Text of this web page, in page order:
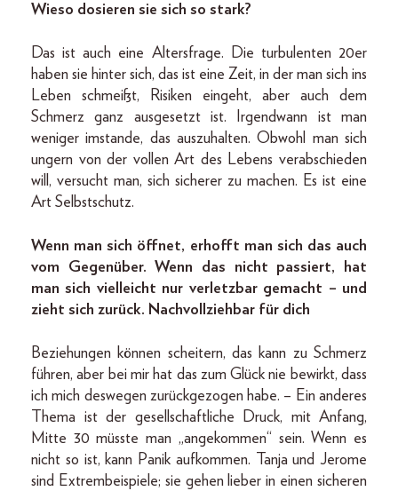
Wieso dosieren sie sich so stark?
Das ist auch eine Altersfrage. Die turbulenten 20er
haben sie hinter sich, das ist eine Zeit, in der man sich ins
Leben schmeißt, Risiken eingeht, aber auch dem
Schmerz ganz ausgesetzt ist. Irgendwann ist man
weniger imstande, das auszuhalten. Obwohl man sich
ungern von der vollen Art des Lebens verabschieden
will, versucht man, sich sicherer zu machen. Es ist eine
Art Selbstschutz.
Wenn man sich öffnet, erhofft man sich das auch
vom Gegenüber. Wenn das nicht passiert, hat
man sich vielleicht nur verletzbar gemacht – und
zieht sich zurück. Nachvollziehbar für dich
Beziehungen können scheitern, das kann zu Schmerz
führen, aber bei mir hat das zum Glück nie bewirkt, dass
ich mich deswegen zurückgezogen habe. – Ein anderes
Thema ist der gesellschaftliche Druck, mit Anfang,
Mitte 30 müsste man „angekommen“ sein. Wenn es
nicht so ist, kann Panik aufkommen. Tanja und Jerome
sind Extrembeispiele; sie gehen lieber in einen sicheren